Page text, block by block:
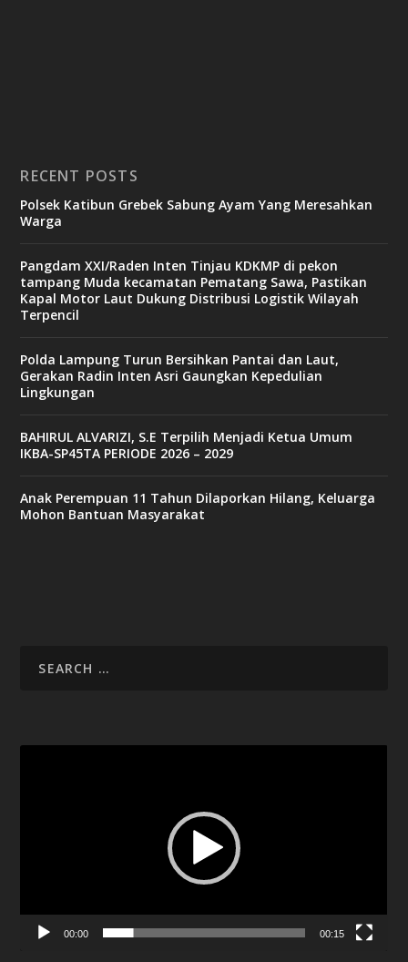
RECENT POSTS
Polsek Katibun Grebek Sabung Ayam Yang Meresahkan
Warga
Pangdam XXI/Raden Inten Tinjau KDKMP di pekon
tampang Muda kecamatan Pematang Sawa, Pastikan
Kapal Motor Laut Dukung Distribusi Logistik Wilayah
Terpencil
Polda Lampung Turun Bersihkan Pantai dan Laut,
Gerakan Radin Inten Asri Gaungkan Kepedulian
Lingkungan
BAHIRUL ALVARIZI, S.E Terpilih Menjadi Ketua Umum
IKBA-SP45TA PERIODE 2026 – 2029
Anak Perempuan 11 Tahun Dilaporkan Hilang, Keluarga
Mohon Bantuan Masyarakat
00:00 00:15